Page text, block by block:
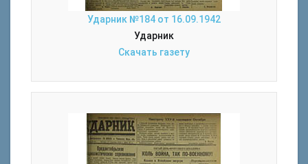
Ударник №184 от 16.09.1942
Ударник
Скачать газету